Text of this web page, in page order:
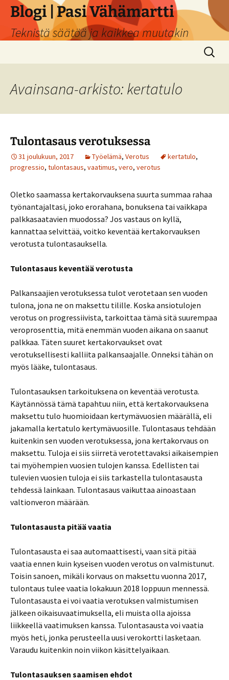
Siirry
sisältöön
Blogi | Pasi Vähämartti
Teknistä säätöä ja kaikkea muutakin
Haku:
Avainsana-arkisto: kertatulo
Tulontasaus verotuksessa
31 joulukuun, 2017 Työelämä, Verotus kertatulo,
progressio, tulontasaus, vaatimus, vero, verotus
Oletko saamassa kertakorvauksena suurta summaa rahaa
työnantajaltasi, joko erorahana, bonuksena tai vaikkapa
palkkasaatavien muodossa? Jos vastaus on kyllä,
kannattaa selvittää, voitko keventää kertakorvauksen
verotusta tulontasauksella.
Tulontasaus keventää verotusta
Palkansaajien verotuksessa tulot verotetaan sen vuoden
tulona, jona ne on maksettu tilille. Koska ansiotulojen
verotus on progressiivista, tarkoittaa tämä sitä suurempaa
veroprosenttia, mitä enemmän vuoden aikana on saanut
palkkaa. Täten suuret kertakorvaukset ovat
verotuksellisesti kalliita palkansaajalle. Onneksi tähän on
myös lääke, tulontasaus.
Tulontasauksen tarkoituksena on keventää verotusta.
Käytännössä tämä tapahtuu niin, että kertakorvauksena
maksettu tulo huomioidaan kertymävuosien määrällä, eli
jakamalla kertatulo kertymävuosille. Tulontasaus tehdään
kuitenkin sen vuoden verotuksessa, jona kertakorvaus on
maksettu. Tuloja ei siis siirretä verotettavaksi aikaisempien
tai myöhempien vuosien tulojen kanssa. Edellisten tai
tulevien vuosien tuloja ei siis tarkastella tulontasausta
tehdessä lainkaan. Tulontasaus vaikuttaa ainoastaan
valtionveron määrään.
Tulontasausta pitää vaatia
Tulontasausta ei saa automaattisesti, vaan sitä pitää
vaatia ennen kuin kyseisen vuoden verotus on valmistunut.
Toisin sanoen, mikäli korvaus on maksettu vuonna 2017,
tulontaus tulee vaatia lokakuun 2018 loppuun mennessä.
Tulontasausta ei voi vaatia verotuksen valmistumisen
jälkeen oikaisuvaatimuksella, eli muista olla ajoissa
liikkeellä vaatimuksen kanssa. Tulontasausta voi vaatia
myös heti, jonka perusteella uusi verokortti lasketaan.
Varaudu kuitenkin noin viikon käsittelyaikaan.
Tulontasauksen saamisen ehdot